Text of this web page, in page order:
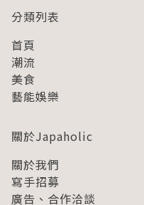
分類列表
首頁
潮流
美食
藝能娛樂
關於Japaholic
關於我們
寫手招募
廣告、合作洽談